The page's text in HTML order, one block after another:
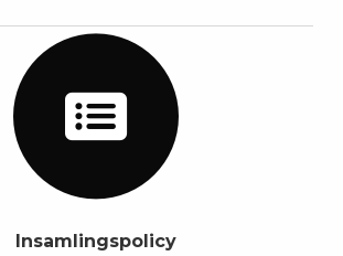
Insamlingspolicy